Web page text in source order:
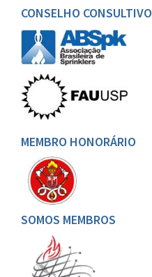
CONSELHO CONSULTIVO
MEMBRO HONORÁRIO
SOMOS MEMBROS